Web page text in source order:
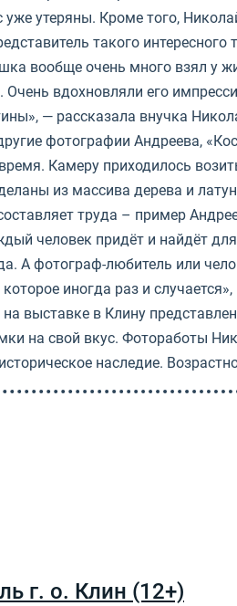
утеряны. Кроме того,
такого
вообще очень много взял у
вдохновляли его
— рассказала внучка
фотографии Андреева,
Камеру приходилось
из массива дерева и
труда – пример
человек придёт и найдёт
А фотограф-любитель или
иногда раз и
выставке в Клину
на свой вкус. Фотоработы
наследие.
г. о. Клин (12+)